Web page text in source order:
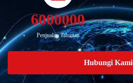
6000000
Penjualan Tahunan
Hubungi Kami